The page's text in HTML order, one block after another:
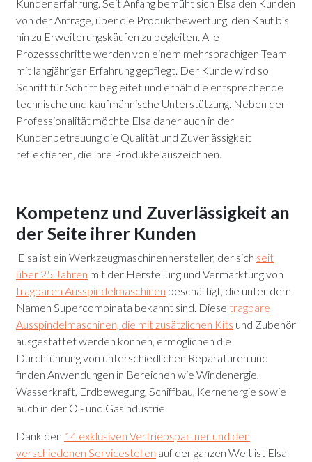
Kundenerfahrung. Seit Anfang bemüht sich Elsa den Kunden
von der Anfrage, über die Produktbewertung, den Kauf bis
hin zu Erweiterungskäufen zu begleiten. Alle
Prozessschritte werden von einem mehrsprachigen Team
mit langjähriger Erfahrung gepflegt. Der Kunde wird so
Schritt für Schritt begleitet und erhält die entsprechende
technische und kaufmännische Unterstützung. Neben der
Professionalität möchte Elsa daher auch in der
Kundenbetreuung die Qualität und Zuverlässigkeit
reflektieren, die ihre Produkte auszeichnen.
Kompetenz und Zuverlässigkeit an
der Seite ihrer Kunden
Elsa ist ein Werkzeugmaschinenhersteller, der sich seit
über 25 Jahren mit der Herstellung und Vermarktung von
tragbaren Ausspindelmaschinen beschäftigt, die unter dem
Namen Supercombinata bekannt sind. Diese tragbare
Ausspindelmaschinen, die mit zusätzlichen Kits und Zubehör
ausgestattet werden können, ermöglichen die
Durchführung von unterschiedlichen Reparaturen und
finden Anwendungen in Bereichen wie Windenergie,
Wasserkraft, Erdbewegung, Schiffbau, Kernenergie sowie
auch in der Öl- und Gasindustrie.
Dank den 14 exklusiven Vertriebspartner und den
verschiedenen Servicestellen auf der ganzen Welt ist Elsa